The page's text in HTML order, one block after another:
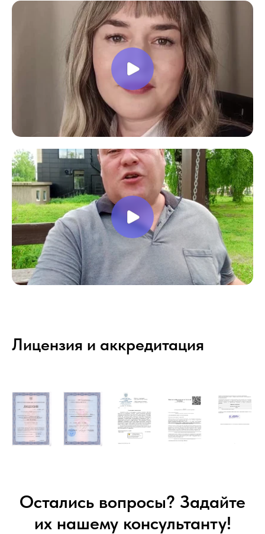
Лицензия и аккредитация
Остались вопросы? Задайте
их нашему консультанту!